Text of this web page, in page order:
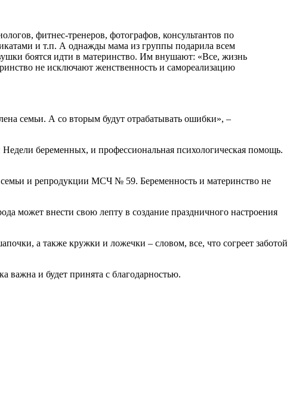
фитнес-тренеров, фотографов, консультантов по
и т.п. А однажды мама из группы подарила всем
боятся идти в материнство. Им внушают: «Все, жизнь
не исключают женственность и самореализацию
семьи. А со вторым будут отрабатывать ошибки», –
беременных, и профессиональная психологическая помощь.
семьи и репродукции МСЧ № 59. Беременность и материнство не
может внести свою лепту в создание праздничного настроения
а также кружки и ложечки – словом, все, что согреет заботой
важна и будет принята с благодарностью.